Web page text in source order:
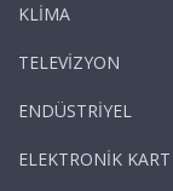
KLİMA
TELEVİZYON
ENDÜSTRİYEL
ELEKTRONİK KART